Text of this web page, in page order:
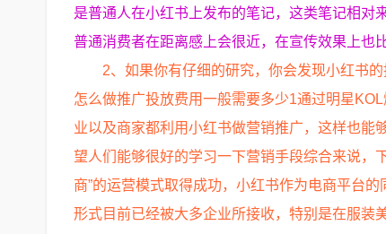
是普通人在小红书上发布的笔记，这类笔记相对
普通消费者在距离感上会很近，在宣传效果上也
2、如果你有仔细的研究，你会发现小红书
怎么做推广投放费用一般需要多少1通过明星
业以及商家都利用小红书做营销推广，这样也能
望人们能够很好的学习一下营销手段综合来说，
商”的运营模式取得成功，小红书作为电商平台
形式目前已经被大多企业所接收，特别是在服装